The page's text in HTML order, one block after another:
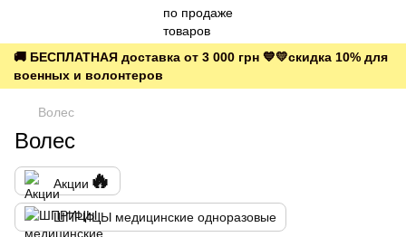
🚚 БЕСПЛАТНАЯ доставка от 3 000 грн 💙💛скидка 10% для
военных и волонтеров
Волес
Волес
Акции 🔥
ШПРИЦЫ медицинские одноразовые